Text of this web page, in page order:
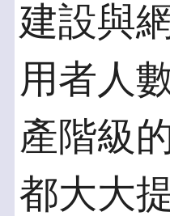
建設與
用者人
產階級
都大大